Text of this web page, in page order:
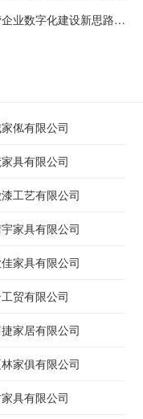
新思路：多端载体与地域检索一体化落地思路分享
俬有限公司
具有限公司
工艺有限公司
家具有限公司
家具有限公司
贸有限公司
家居有限公司
家俱有限公司
具有限公司